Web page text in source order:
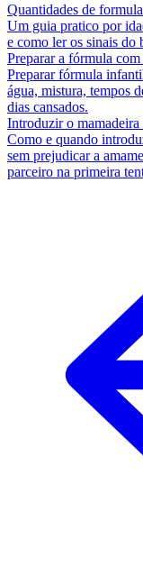
Quantidades de
Um guia pratico por
e como ler os sinais do
Preparar a fórmula com
Preparar fórmula
água, mistura, tempos
dias cansados.
Introduzir o mamadeira
Como e quando
sem prejudicar a
parceiro na primeira